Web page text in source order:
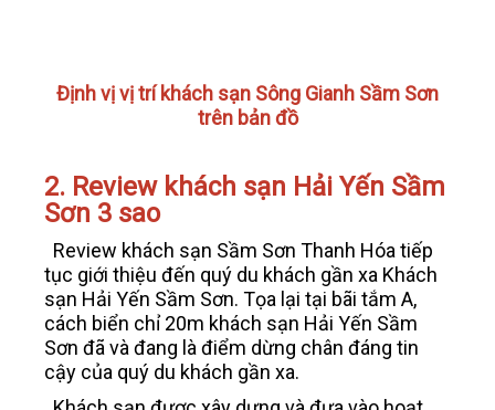
Định vị vị trí khách sạn Sông Gianh Sầm Sơn
trên bản đồ
2. Review khách sạn Hải Yến Sầm
Sơn 3 sao
Review khách sạn Sầm Sơn Thanh Hóa tiếp
tục giới thiệu đến quý du khách gần xa Khách
sạn Hải Yến Sầm Sơn. Tọa lại tại bãi tắm A,
cách biển chỉ 20m khách sạn Hải Yến Sầm
Sơn đã và đang là điểm dừng chân đáng tin
cậy của quý du khách gần xa.